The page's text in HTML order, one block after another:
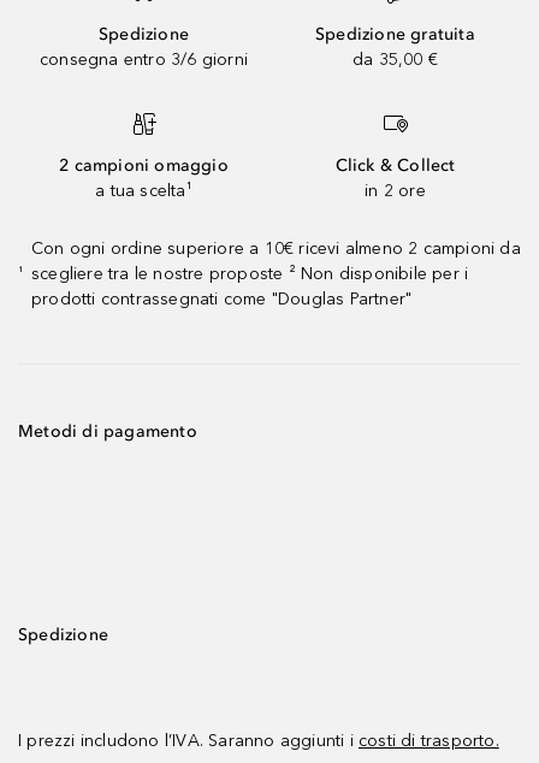
Spedizione
consegna entro 3/6 giorni
Spedizione gratuita
da 35,00 €
2 campioni omaggio
a tua scelta¹
Click & Collect
in 2 ore
¹
Con ogni ordine superiore a 10€ ricevi almeno 2 campioni da
scegliere tra le nostre proposte ² Non disponibile per i
prodotti contrassegnati come "Douglas Partner"
Metodi di pagamento
Spedizione
I prezzi includono l’IVA. Saranno aggiunti i costi di trasporto.